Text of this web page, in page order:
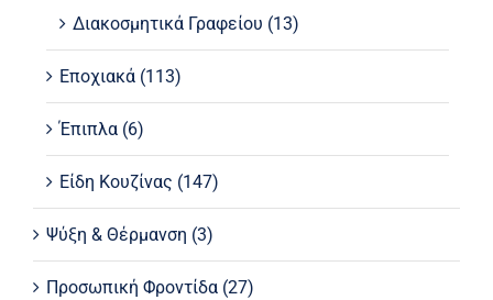
Διακοσμητικά Γραφείου (13)
Εποχιακά (113)
Έπιπλα (6)
Είδη Κουζίνας (147)
Ψύξη & Θέρμανση (3)
Προσωπική Φροντίδα (27)